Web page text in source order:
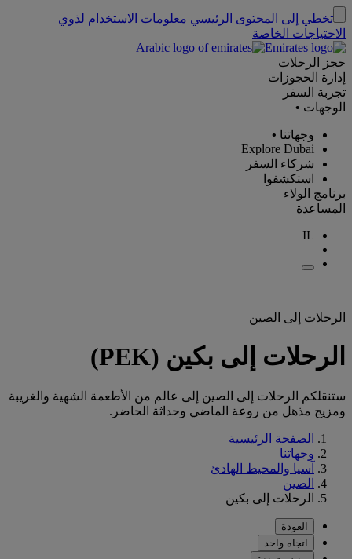
تخطي إلى المحتوى الرئيسي معلومات الاستخدام لذوي
الاحتياجات الخاصة
حجز الرحلات
إدارة الحجوزات
تجربة السفر
الوجهات •
وجهاتنا •
Explore Dubai
شركاء السفر
استكشفوا
برنامج الولاء
المساعدة
IL
الرحلات إلى الصين
الرحلات إلى بكين (PEK)
ستنقلكم الرحلات إلى الصين إلى عالم من الأطعمة الشهية والغريبة
ومزيج مذهل من روعة الماضي وحداثة الحاضر.
الصفحة الرئيسية
وجهاتنا
آسيا والمحيط الهادئ
الصين
الرحلات إلى بكين
العودة
اتجاه واحد